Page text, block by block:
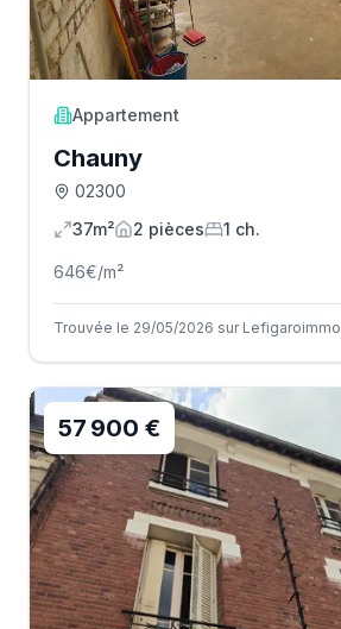
Appartement
Chauny
02300
37m²
2 pièces 1 ch.
646€/m²
Trouvée le 29/05/2026 sur Lefigaroimmo
57 900 €